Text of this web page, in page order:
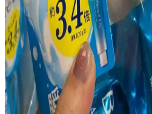
Sulfacetamide ve Sülfür
Dermatit ve Kızarıklık
Sulfacetamide ve sülfür içeren
Malezia nemlendirici gibi ürünlerle
kızarıklığı yönetiminde
sağlanır. Aktif maddelerin dönüşümlü
artırır.